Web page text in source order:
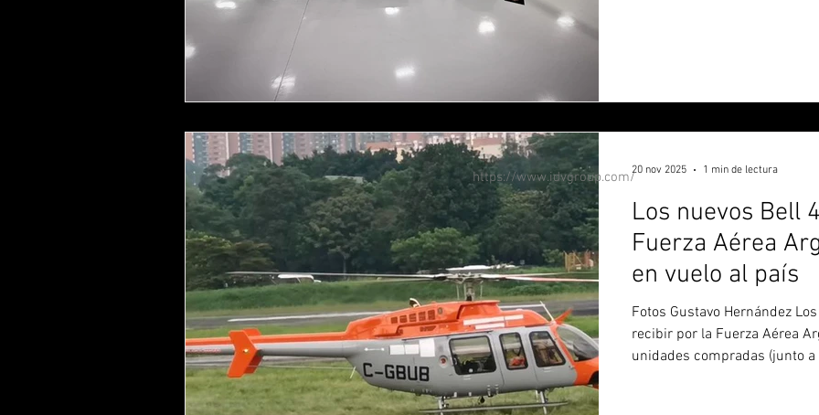
Los nuevos Bell
Fuerza Aérea
en vuelo al país
Fotos Gustavo Hernández Los dos Bell 407GXi que resta
recibir por la Fuerza Aérea
unidades compradas (junto
20 nov 2025 1 min de lectura
https://www.idvgroup.com/